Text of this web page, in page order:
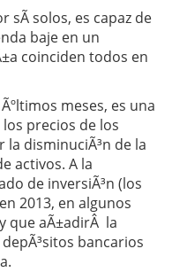
sÃ­ solos, es capaz de
baje en un
coinciden todos en
meses, es una
precios de los
disminuciÃ³n de la
activos. A la
de inversiÃ³n (los
2013, en algunos
que aÃ±adirÂ la
bancarios